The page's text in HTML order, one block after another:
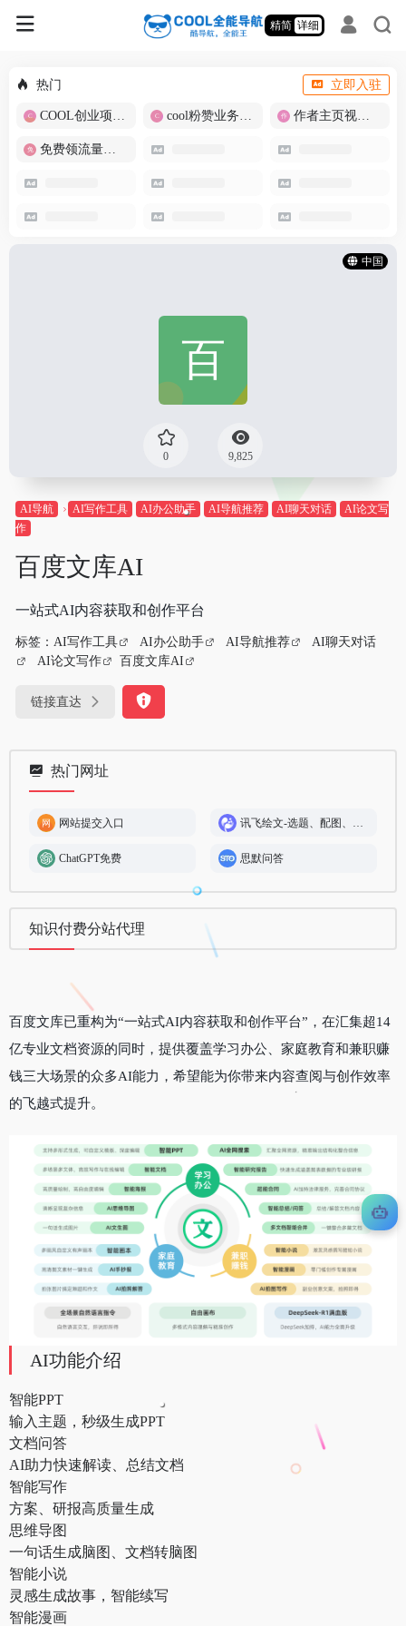
精简 详细
热门 立即入驻
COOL创业项目商城 cool粉赞业务商城【爆粉引流】 作者主页视频批量提取
免费领流量卡-包邮
中国
0 9,825
AI导航 AI写作工具 AI办公助手 AI导航推荐 AI聊天对话
AI论文写
作
百度文库AI
一站式AI内容获取和创作平台
标签： AI写作工具 AI办公助手 AI导航推荐
AI聊天对话
AI论文写作
百度文库AI
链接直达
热门网址
网站提交入口
ChatGPT免费 思默问答
知识付费分站代理
百度文库已重构为“一站式AI内容获取和创作平台”，在汇集超14
亿专业文档资源的同时，提供覆盖学习办公 家庭教育和兼职赚
钱三大场景的众多AI能力，希望能为你带来内容查阅与创作效率
的飞越式提升。
AI功能介绍
智能PPT
输入主题，秒级生成PPT
文档问答
AI助力快速解读、总结文档
智能写作
方案、研报高质量生成
思维导图
一句话生成脑图、文档转脑图
智能小说
灵感生成故事，智能续写
智能漫画